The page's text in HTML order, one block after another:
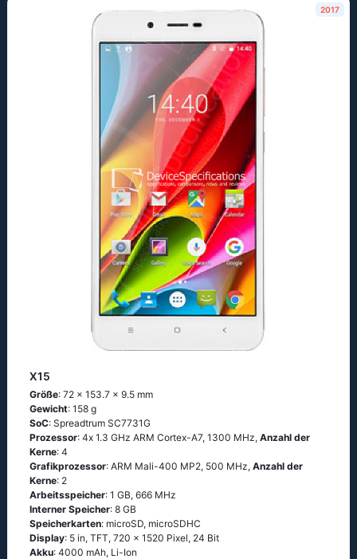
2017
X15
Größe: 72 x 153.7 x 9.5 mm
Gewicht: 158 g
SoC: Sрrеаdtrum SС7731G
Prozessor: 4х 1.3 GНz АRМ Соrtех-А7, 1300 MHz, Anzahl der
Kerne: 4
Grafikprozessor: ARM Mali-400 MP2, 500 MHz, Anzahl der
Kerne: 2
Arbeitsspeicher: 1 GB, 666 MHz
Interner Speicher: 8 GB
Speicherkarten: microSD, microSDHC
Display: 5 in, TFT, 720 x 1520 Pixel, 24 Bit
Akku: 4000 mAh, Li-Ion